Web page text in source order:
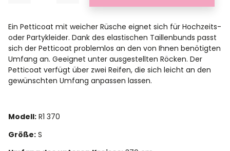
Ein Petticoat mit weicher Rüsche eignet sich für Hochzeits-
oder Partykleider. Dank des elastischen Taillenbunds passt
sich der Petticoat problemlos an den von Ihnen benötigten
Umfang an. Geeignet unter ausgestellten Röcken. Der
Petticoat verfügt über zwei Reifen, die sich leicht an den
gewünschten Umfang anpassen lassen.
Modell: R1 370
Größe: S